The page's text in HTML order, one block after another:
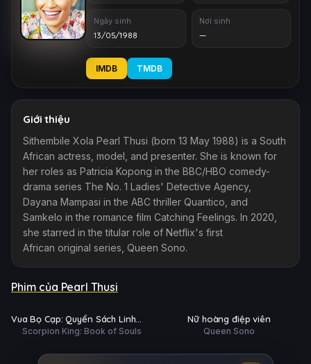
Ngày sinh
13/05/1988
Nơi sinh
—
IMDB TMDB
Giới thiệu
Sithembile Xola Pearl Thusi (born 13 May 1988) is a South
African actress, model, and presenter. She is known for
her roles as Patricia Kopong in the BBC/HBO comedy-
drama series The No. 1 Ladies' Detective Agency,
Dayana Mampasi in the ABC thriller Quantico, and
Samkelo in the romance film Catching Feelings. In 2020,
she starred in the titular role of Netflix's first
African original series, Queen Sono.
Phim của Pearl Thusi
Lẻ
Vua Bọ Cạp: Quyển Sách Linh
HồnScorpion King: Book of Souls
Nữ hoàng điệp viên
Queen Sono